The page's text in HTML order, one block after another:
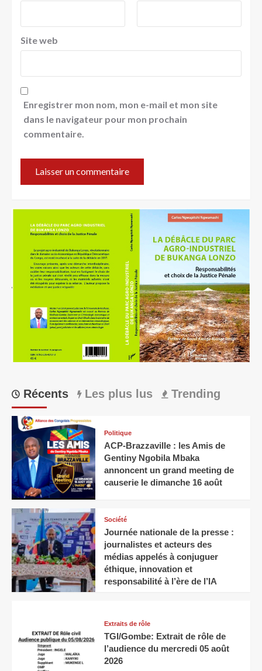
Site web
Enregistrer mon nom, mon e-mail et mon site
dans le navigateur pour mon prochain
commentaire.
Récents Les plus lus Trending
Politique
ACP-Brazzaville : les Amis de
Gentiny Ngobila Mbaka
annoncent un grand meeting de
causerie le dimanche 16 août
Société
Journée nationale de la presse :
journalistes et acteurs des
médias appelés à conjuguer
éthique, innovation et
responsabilité à l’ère de l’IA
Extraits de rôle
TGI/Gombe: Extrait de rôle de
l’audience du mercredi 05 août
2026